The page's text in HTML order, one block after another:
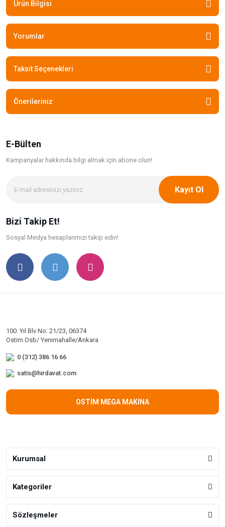
Ürün Bilgisi
Yorumlar
Taksit Seçenekleri
Önerileriniz
E-Bülten
Kampanyalar hakkında bilgi almak için abone olun!
Kayıt Ol
Bizi Takip Et!
Sosyal Medya hesaplarımızı takip edin!
100. Yıl Blv No: 21/23, 06374
Ostim Osb/ Yenimahalle/Ankara
0 (312) 386 16 66
satis@hirdavat.com
OSTİM MEGA MAKİNA
Kurumsal
Kategoriler
Sözleşmeler